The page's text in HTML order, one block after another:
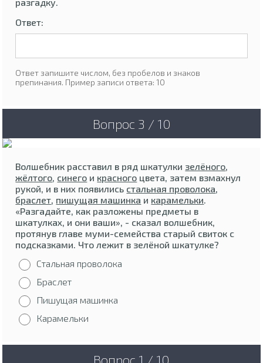
Ответ:
Ответ запишите числом, без пробелов и знаков
препинания. Пример записи ответа: 10
Вопрос 3 / 10
Волшебник расставил в ряд шкатулки зелёного,
жёлтого, синего и красного цвета, затем взмахнул
рукой, и в них появились стальная проволока,
браслет, пишущая машинка и карамельки.
«Разгадайте, как разложены предметы в
шкатулках, и они ваши», - сказал волшебник,
протянув главе муми-семейства старый свиток с
подсказками. Что лежит в зелёной шкатулке?
Стальная проволока
Браслет
Пишущая машинка
Карамельки
Вопрос 1 / 10